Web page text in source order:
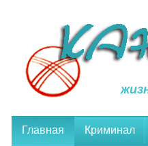
Главная Криминал